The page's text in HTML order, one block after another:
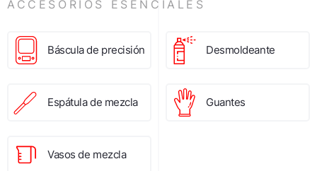
ACCESORIOS ESENCIALES
Báscula de precisión Desmoldeante
Espátula de mezcla Guantes
Vasos de mezcla